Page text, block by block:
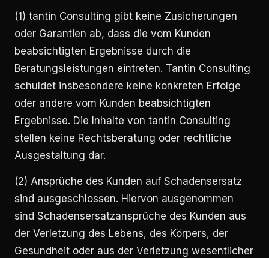
(1) tantin Consulting gibt keine Zusicherungen
oder Garantien ab, dass die vom Kunden
beabsichtigten Ergebnisse durch die
Beratungsleistungen eintreten. Tantin Consulting
schuldet insbesondere keine konkreten Erfolge
oder andere vom Kunden beabsichtigten
Ergebnisse. Die Inhalte von tantin Consulting
stellen keine Rechtsberatung oder rechtliche
Ausgestaltung dar.
(2) Ansprüche des Kunden auf Schadensersatz
sind ausgeschlossen. Hiervon ausgenommen
sind Schadensersatzansprüche des Kunden aus
der Verletzung des Lebens, des Körpers, der
Gesundheit oder aus der Verletzung wesentlicher